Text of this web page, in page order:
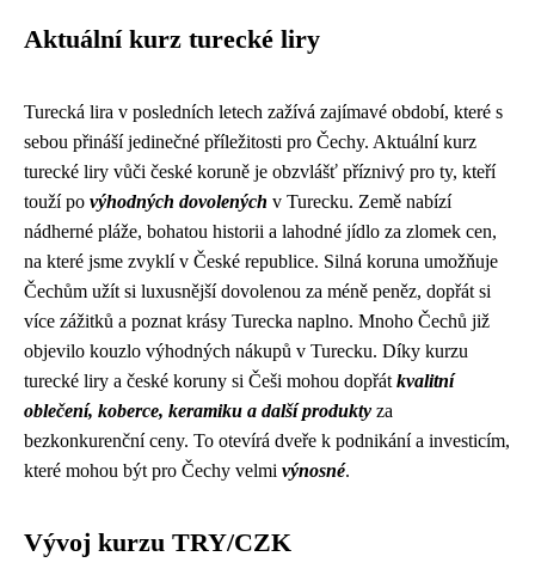
Aktuální kurz turecké liry
Turecká lira v posledních letech zažívá zajímavé období, které s
sebou přináší jedinečné příležitosti pro Čechy. Aktuální kurz
turecké liry vůči české koruně je obzvlášť příznivý pro ty, kteří
touží po výhodných dovolených v Turecku. Země nabízí
nádherné pláže, bohatou historii a lahodné jídlo za zlomek cen,
na které jsme zvyklí v České republice. Silná koruna umožňuje
Čechům užít si luxusnější dovolenou za méně peněz, dopřát si
více zážitků a poznat krásy Turecka naplno. Mnoho Čechů již
objevilo kouzlo výhodných nákupů v Turecku. Díky kurzu
turecké liry a české koruny si Češi mohou dopřát kvalitní
oblečení, koberce, keramiku a další produkty za
bezkonkurenční ceny. To otevírá dveře k podnikání a investicím,
které mohou být pro Čechy velmi výnosné.
Vývoj kurzu TRY/CZK